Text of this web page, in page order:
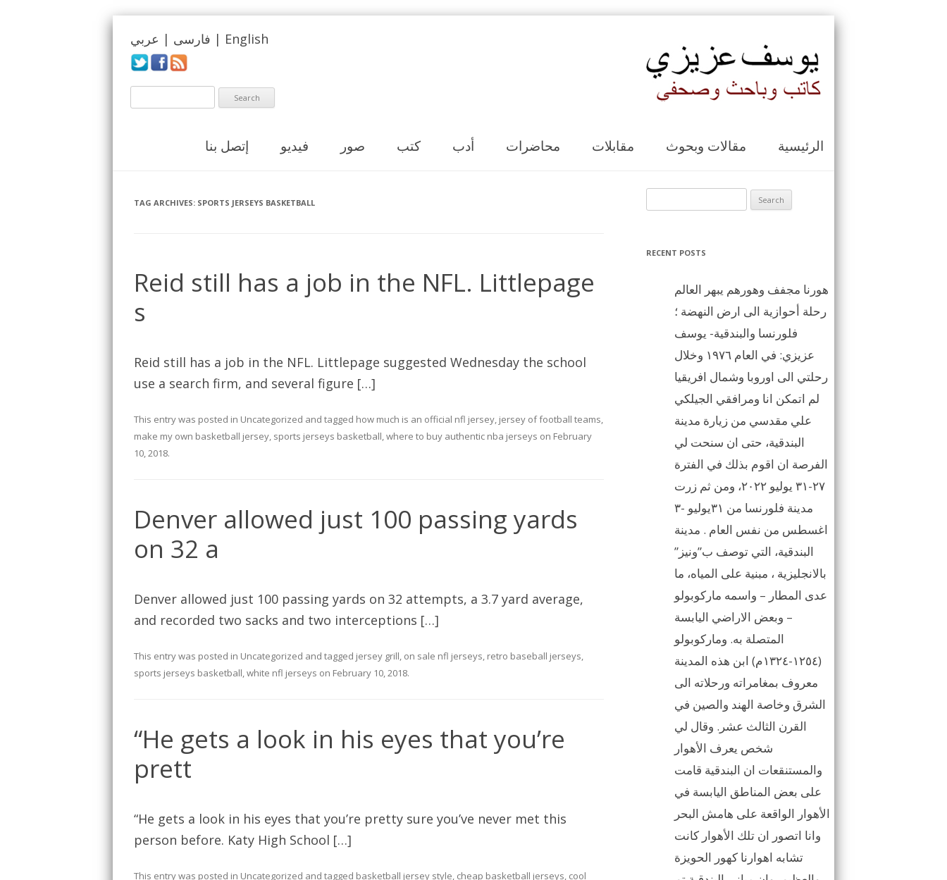
فارسی | عربي | English
إتصل بنا فيديو صور كتب أدب محاضرات مقابلات مقالات وبحوث الرئيسية
TAG ARCHIVES: SPORTS JERSEYS BASKETBALL
Reid still has a job in the NFL. Littlepage
s
Reid still has a job in the NFL. Littlepage suggested Wednesday the school
use a search firm, and several figure […]
This entry was posted in Uncategorized and tagged how much is an official nfl jersey, jersey of football teams,
make my own basketball jersey, sports jerseys basketball,where to buy authentic nba jerseys on February
10, 2018.
Denver allowed just 100 passing yards
on 32 a
Denver allowed just 100 passing yards on 32 attempts, a 3.7 yard average,
and recorded two sacks and two interceptions […]
This entry was posted in Uncategorized and tagged jersey grill, on sale nfl jerseys, retro baseball jerseys,
sports jerseys basketball,white nfl jerseys on February 10, 2018.
“He gets a look in his eyes that you’re
prett
“He gets a look in his eyes that you’re pretty sure you’ve never met this
person before. Katy High School […]
This entry was posted in Uncategorized and tagged basketball jersey style, cheap basketball jerseys, cool
RECENT POSTS
هورنا مجفف وهورهم يبهر العالم
رحلة أحوازية الى ارض النهضة ؛
فلورنسا والبندقية- يوسف
عزيزي: في العام ١٩٧٦ وخلال
رحلتي الى اوروبا وشمال افريقيا
لم اتمكن انا ومرافقي الجيلكي
علي مقدسي من زيارة مدينة
البندقية، حتى ان سنحت لي
الفرصة ان اقوم بذلك في الفترة
٢٧-٣١ يوليو ٢٠٢٢، ومن ثم زرت
مدينة فلورنسا من ٣١يوليو -٣
اغسطس من نفس العام . مدينة
البندقية، التي توصف ب”ونيز”
بالانجليزية ، مبنية على المياه، ما
عدى المطار – واسمه ماركوبولو
– وبعض الاراضي اليابسة
المتصلة به. وماركوبولو
(١٢٥٤-١٣٢٤م) ابن هذه المدينة
معروف بمغامراته ورحلاته الى
الشرق وخاصة الهند والصين في
القرن الثالث عشر. وقال لي
شخص يعرف الأهوار
والمستنقعات ان البندقية قامت
على بعض المناطق اليابسة في
الأهوار الواقعة على هامش البحر
وانا اتصور ان تلك الأهوار كانت
تشابه اهوارنا كهور الحويزة